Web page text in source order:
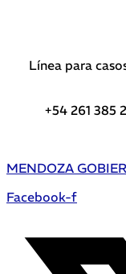
Línea para
+54 261 385
MENDOZA
Facebook-f